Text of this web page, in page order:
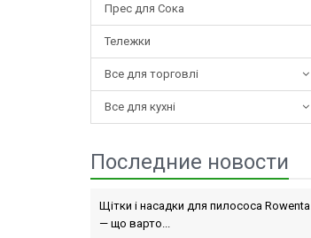
Прес для Сока
Тележки
Все для торговлі
Все для кухні
Последние новости
Щітки і насадки для пилососа Rowenta
— що варто...